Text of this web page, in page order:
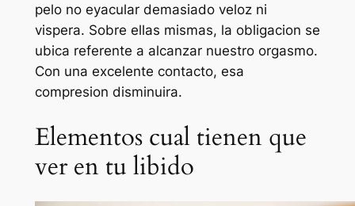
pelo no eyacular demasiado veloz ni
vispera. Sobre ellas mismas, la obligacion se
ubica referente a alcanzar nuestro orgasmo.
Con una excelente contacto, esa
compresion disminuira.
Elementos cual tienen que
ver en tu libido